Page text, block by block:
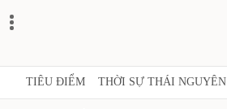
TIÊU ĐIỂM THỜI SỰ THÁI NGUYÊN